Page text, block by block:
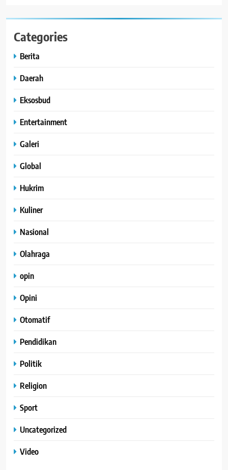
Categories
Berita
Daerah
Eksosbud
Entertainment
Galeri
Global
Hukrim
Kuliner
Nasional
Olahraga
opin
Opini
Otomatif
Pendidikan
Politik
Religion
Sport
Uncategorized
Video